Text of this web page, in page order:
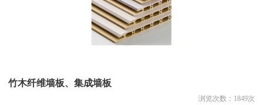
竹木纤维墙板、集成墙板
浏览次数： 1849次